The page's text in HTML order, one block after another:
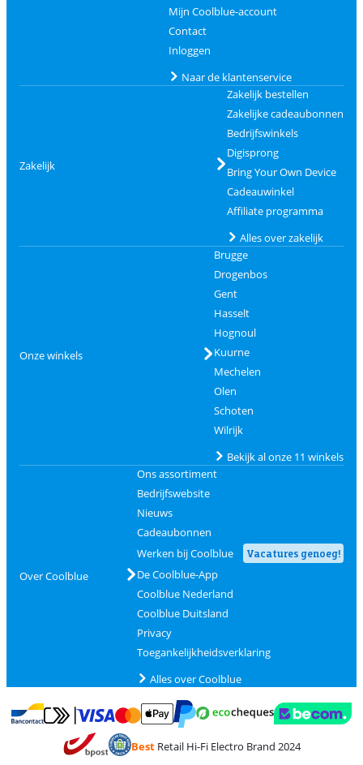
Mijn Coolblue-account
Contact
Inloggen
Naar de klantenservice
Zakelijk
Zakelijk bestellen
Zakelijke cadeaubonnen
Bedrijfswinkels
Digisprong
Bring Your Own Device
Cadeauwinkel
Affiliate programma
Alles over zakelijk
Onze winkels
Brugge
Drogenbos
Gent
Hasselt
Hognoul
Kuurne
Mechelen
Olen
Schoten
Wilrijk
Bekijk al onze 11 winkels
Over Coolblue
Ons assortiment
Bedrijfswebsite
Nieuws
Cadeaubonnen
Werken bij Coolblue
Vacatures genoeg!
De Coolblue-App
Coolblue Nederland
Coolblue Duitsland
Privacy
Toegankelijkheidsverklaring
Alles over Coolblue
Betalen met Bancontact
Betalen met MasterCard en Visa via ClickToPay
BestRetail Hi-Fi Electro Brand 2024